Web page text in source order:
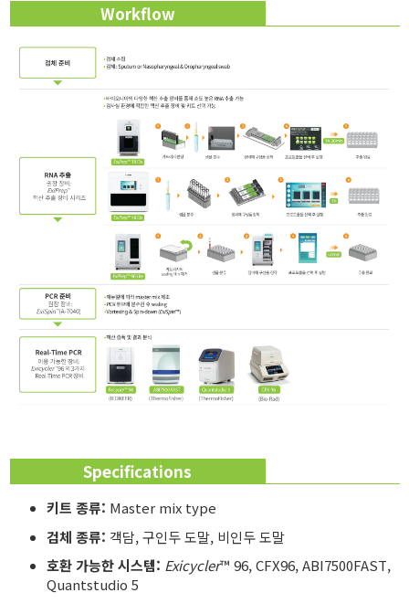
Workflow
Specifications
키트 종류: Master mix type
검체 종류: 객담, 구인두 도말, 비인두 도말
호환 가능한 시스템: Exicycler™ 96, CFX96, ABI7500FAST,
Quantstudio 5